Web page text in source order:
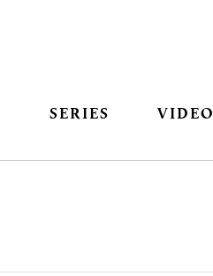
SERIES VIDEO